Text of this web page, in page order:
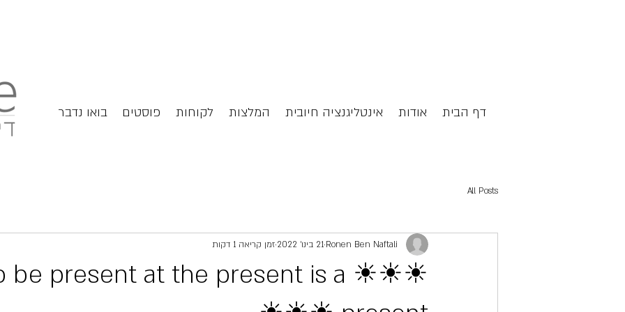
דף הבית אודות אינטליגנציה חיובית המלצות לקוחות פוסטים בואו נדבר
All Posts
to be present at the present is a
Ronen Ben Naftali 21 בינו׳ 2022 זמן קריאה 1 דקות